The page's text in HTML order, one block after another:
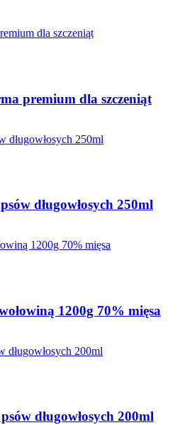
premium dla szczeniąt
długowłosych 250ml
1200g 70% mięsa
długowłosych 200ml